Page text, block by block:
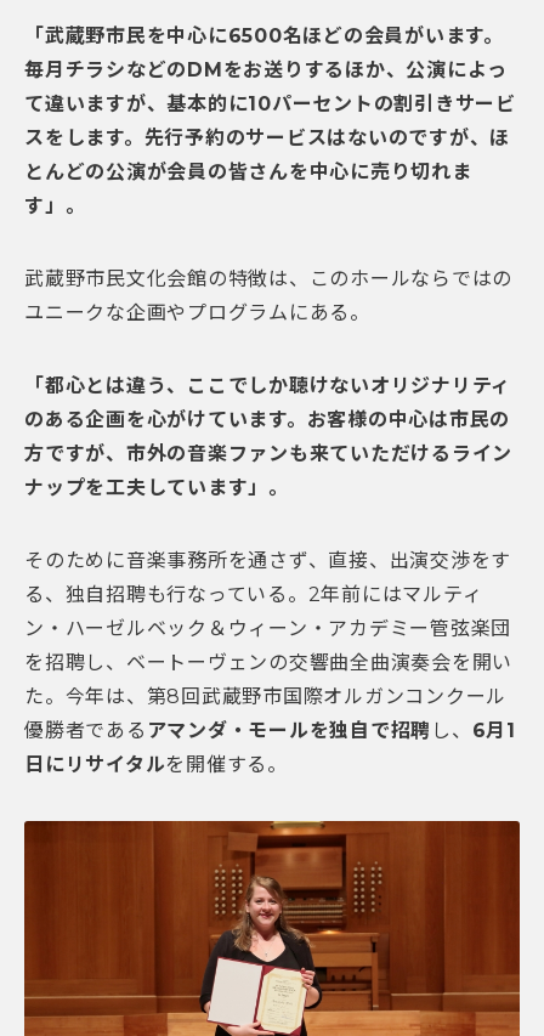
「武蔵野市民を中心に6500名ほどの会員がいます。
毎月チラシなどのDMをお送りするほか、公演によっ
て違いますが、基本的に10パーセントの割引きサービ
スをします。先行予約のサービスはないのですが、ほ
とんどの公演が会員の皆さんを中心に売り切れま
す」。
武蔵野市民文化会館の特徴は、このホールならではの
ユニークな企画やプログラムにある。
「都心とは違う、ここでしか聴けないオリジナリティ
のある企画を心がけています。お客様の中心は市民の
方ですが、市外の音楽ファンも来ていただけるライン
ナップを工夫しています」。
そのために音楽事務所を通さず、直接、出演交渉をす
る、独自招聘も行なっている。2年前にはマルティ
ン・ハーゼルベック＆ウィーン・アカデミー管弦楽団
を招聘し、ベートーヴェンの交響曲全曲演奏会を開い
た。今年は、第8回武蔵野市国際オルガンコンクール
優勝者である アマンダ・モールを独自で招聘 し、 6月1
日にリサイタルを開催する。